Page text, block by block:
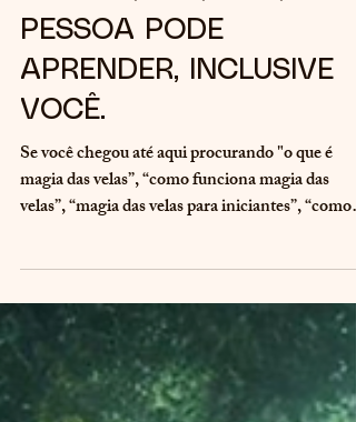
QUE É, COMO FUNCIONA
E POR QUE QUALQUER
PESSOA PODE
VOCÊ.
Se você chegou até aqui procurando "o que é
velas”, “magia das velas para iniciantes”, “como
começar na magia das velas”, “curso de magia das
velas com certificação”, “é seguro praticar magia
das velas?” Então este artigo é para você.